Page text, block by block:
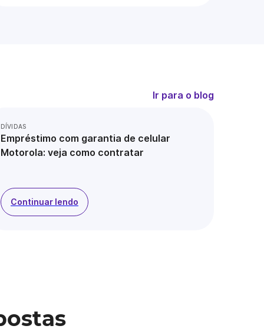
Ir para o blog
DÍVIDAS
Empréstimo com garantia de celular
Motorola: veja como contratar
Continuar lendo